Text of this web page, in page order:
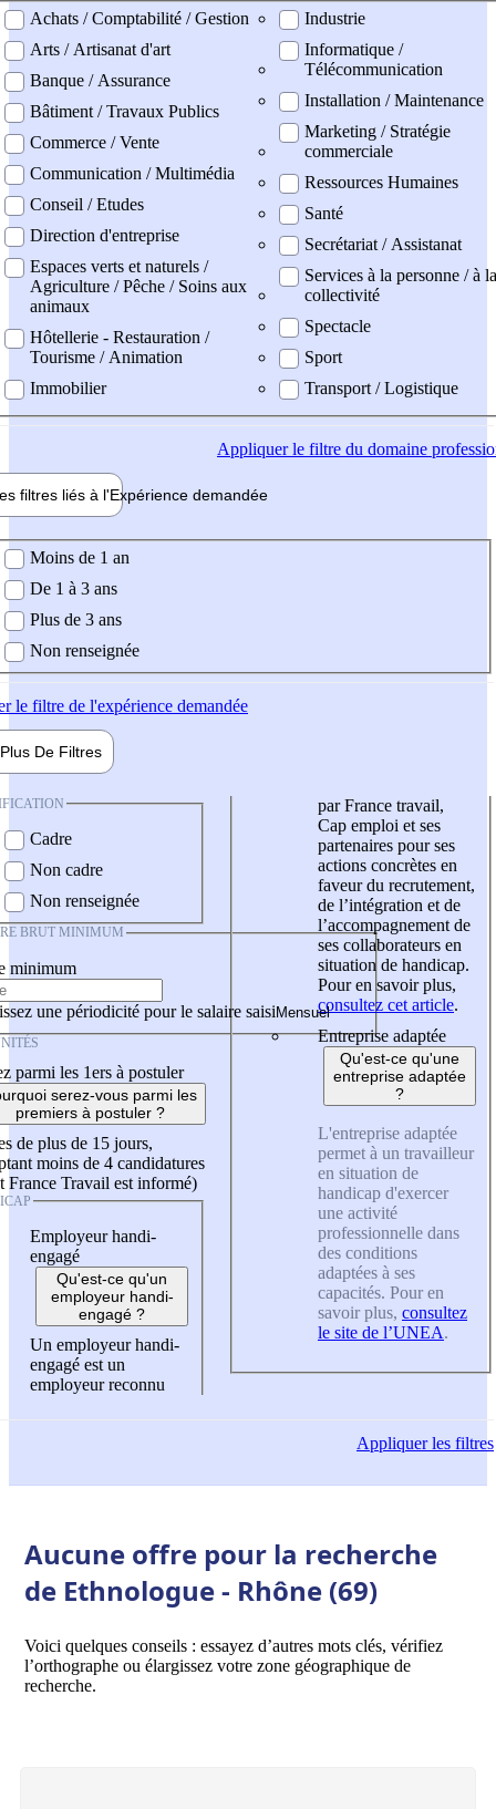
professionel
Achats / Comptabilité / Gestion
Arts / Artisanat d'art
Banque / Assurance
Bâtiment / Travaux Publics
Commerce / Vente
Communication / Multimédia
Conseil / Etudes
Direction d'entreprise
Espaces verts et naturels /
Agriculture / Pêche / Soins aux
animaux
Hôtellerie - Restauration /
Tourisme / Animation
Immobilier
Industrie
Informatique /
Télécommunication
Installation / Maintenance
Marketing / Stratégie
commerciale
Ressources Humaines
Santé
Secrétariat / Assistanat
Services à la personne / à la
collectivité
Spectacle
Sport
Transport / Logistique
Appliquerle filtre du domaine
filtres liés à l'Expérience demandée
demandée
Moins de 1 an
De 1 à 3 ans
Plus de 3 ans
Non renseignée
le filtre de l'expérience demandée
Plus De Filtres
Cadre
Non cadre
Non renseignée
BRUT MINIMUM
minimum
une périodicité pour le salaire saisi
parmi les 1ers à postuler
serez-vous parmi les
premiers à postuler ?
de plus de 15 jours,
moins de 4 candidatures
France Travail est informé)
Employeur handi-
engagé
Qu'est-ce qu'un
employeur handi-
engagé ?
Un employeur handi-
engagé est un
employeur reconnu
par France travail,
Cap emploi et ses
partenaires pour ses
actions concrètes en
faveur du recrutement,
de l’intégration et de
l’accompagnement de
ses collaborateurs en
situation de handicap.
Pour en savoir plus,
consultez cet article.
Entreprise adaptée
Qu'est-ce qu'une
entreprise adaptée
?
L'entreprise adaptée
permet à un travailleur
en situation de
handicap d'exercer
une activité
professionnelle dans
des conditions
adaptées à ses
capacités. Pour en
savoir plus, consultez
le site de l’UNEA.
Appliquerles filtres
Aucune offre pour la recherche
de Ethnologue - Rhône (69)
Voici quelques conseils : essayez d’autres mots clés, vérifiez
l’orthographe ou élargissez votre zone géographique de
recherche.